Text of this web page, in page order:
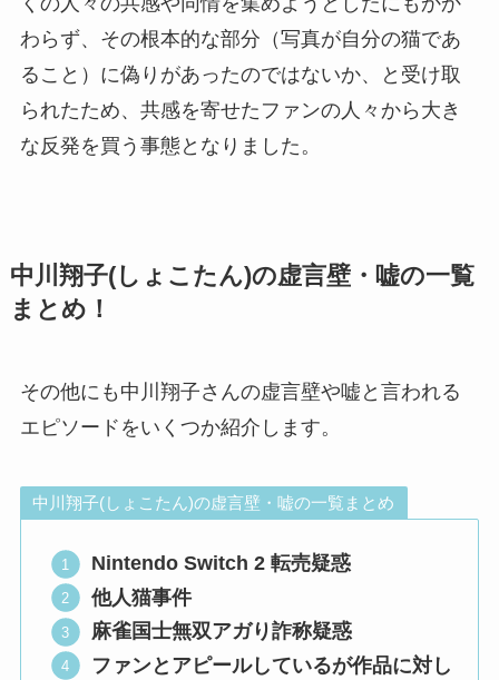
わらず、その根本的な部分（写真が自分の猫であ
ること）に偽りがあったのではないか、と受け取
られたため、共感を寄せたファンの人々から大き
な反発を買う事態となりました。
中川翔子(しょこたん)の虚言壁・嘘の一覧
まとめ！
その他にも中川翔子さんの虚言壁や嘘と言われる
エピソードをいくつか紹介します。
中川翔子(しょこたん)の虚言壁・嘘の一覧まとめ
Nintendo Switch 2 転売疑惑
他人猫事件
麻雀国士無双アガり詐称疑惑
ファンとアピールしているが作品に対し